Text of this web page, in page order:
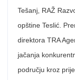
Tešanj, RAŽ
opštine Teslić.
direktora TRA
jačanja
području kroz